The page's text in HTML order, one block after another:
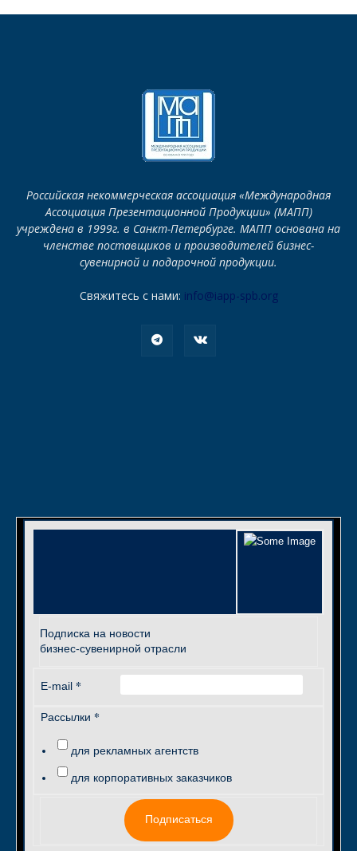
Российская некоммерческая ассоциация «Международная
Ассоциация Презентационной Продукции» (МАПП)
учреждена в 1999г. в Санкт-Петербурге. МАПП основана на
членстве поставщиков и производителей бизнес-
сувенирной и подарочной продукции.
Свяжитесь с нами: info@iapp-spb.org
Подписка на новости
бизнес-сувенирной отрасли
E-mail *
Рассылки *
для рекламных агентств
для корпоративных заказчиков
Подписаться